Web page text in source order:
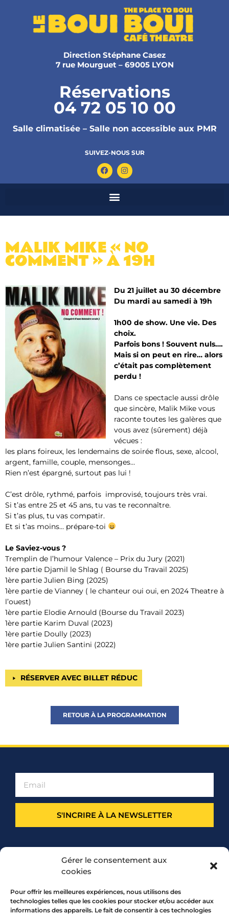
Gérer le consentement aux
cookies
Pour offrir les meilleures expériences, nous utilisons des
technologies telles que les cookies pour stocker et/ou accéder aux
informations des appareils. Le fait de consentir à ces technologies
Direction Stéphane Casez
7 rue Mourguet – 69005 LYON
Réservations
04 72 05 10 00
Salle climatisée – Salle non accessible aux PMR
SUIVEZ-NOUS SUR
MALIK MIKE « NO
COMMENT » À 19H
Du 21 juillet au 30 décembre
Du mardi au samedi à 19h
1h00 de show. Une vie. Des
choix.
Parfois bons ! Souvent nuls….
Mais si on peut en rire… alors
c’était pas complètement
perdu !
Dans ce spectacle aussi drôle
que sincère, Malik Mike vous
raconte toutes les galères que
vous avez (sûrement) déjà
vécues :
les plans foireux, les lendemains de soirée flous, sexe, alcool,
argent, famille, couple, mensonges…
Rien n’est épargné, surtout pas lui !
C’est drôle, rythmé, parfois improvisé, toujours très vrai.
Si t’as entre 25 et 45 ans, tu vas te reconnaître.
Si t’as plus, tu vas compatir.
Et si t’as moins… prépare-toi
Le Saviez-vous ?
Tremplin de l’humour Valence – Prix du Jury (2021)
1ére partie Djamil le Shlag ( Bourse du Travail 2025)
1ère partie Julien Bing (2025)
1ère partie de Vianney ( le chanteur oui oui, en 2024 Theatre à
l’ouest)
1ère partie Elodie Arnould (Bourse du Travail 2023)
1ère partie Karim Duval (2023)
1ère partie Doully (2023)
1ère partie Julien Santini (2022)
RÉSERVER AVEC BILLET RÉDUC
RETOUR À LA PROGRAMMATION
S'INCRIRE À LA NEWSLETTER